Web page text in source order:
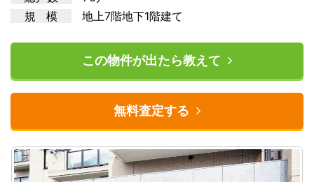
規 模
地上7階地下1階建て
この物件が出たら教えて
無料査定する